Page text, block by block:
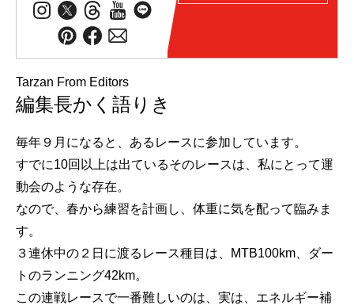
Tarzan From Editors
編集長かく語りき
毎年９月になると、あるレースに参加しています。
すでに10回以上は出ているそのレースは、私にとって運
動会のような存在。
なので、春から練習を計画し、体重に気を配って臨みま
す。
３連休中の２日に渡るレース種目は、MTB100km、ダー
トのランニング42km。
この連戦レースで一番難しいのは、実は、エネルギー補